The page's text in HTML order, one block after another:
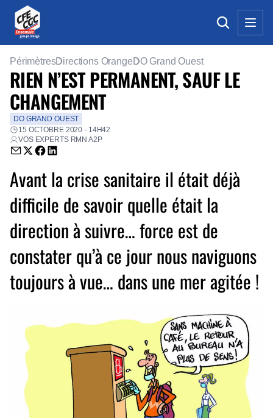
PérimètresDirections Orange DO Grand Ouest
RIEN N’EST PERMANENT, SAUF LE
CHANGEMENT
DO GRAND OUEST
15 OCTOBRE 2020 - 14H42
VOS EXPERTS RMN A2P
Envoyer par email (nouvelle fenêtre)
Partager sur Twitter (nouvelle fenêtre)
Partager sur Facebook (nouvelle fenêtre)
Partager sur LinkedIn (nouvelle fenêtre)
Avant la crise sanitaire il était déjà
difficile de savoir quelle était la
direction à suivre… force est de
constater qu’à ce jour nous naviguons
toujours à vue… dans une mer agitée !